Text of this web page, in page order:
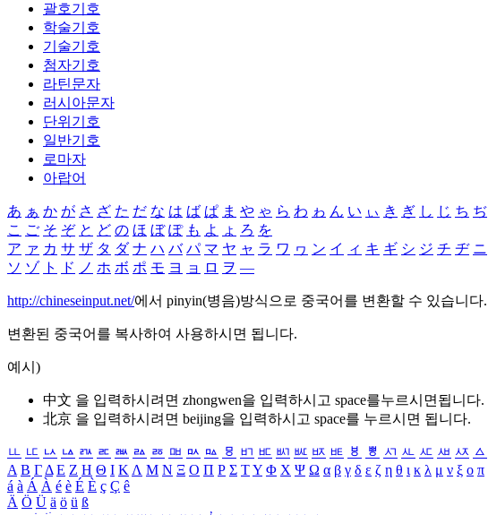
괄호기호
학술기호
기술기호
첨자기호
라틴문자
러시아문자
단위기호
일반기호
로마자
아랍어
あ ぁ か が さ ざ た だ な は ば ぱ ま や ゃ ら わ ゎ ん い ぃ き ぎ し じ ち ぢ
こ ご そ ぞ と ど の ほ ぼ ぽ も よ ょ ろ を
ア ァ カ サ ザ タ ダ ナ ハ バ パ マ ヤ ャ ラ ワ ヮ ン イ ィ キ ギ シ ジ チ ヂ ニ
ソ ゾ ト ド ノ ホ ボ ポ モ ヨ ョ ロ ヲ ―
http://chineseinput.net/에서 pinyin(병음)방식으로 중국어를 변환할 수 있습니다.
변환된 중국어를 복사하여 사용하시면 됩니다.
예시)
中文 을 입력하시려면 zhongwen을 입력하시고 space를누르시면됩니다.
北京 을 입력하시려면 beijing을 입력하시고 space를 누르시면 됩니다.
ㅥ ㅦ ㅧ ㅨ ㅩ ㅪ ㅫ ㅬ ㅭ ㅮ ㅯ ㅰ ㅱ ㅲ ㅳ ㅴ ㅵ ㅶ ㅷ ㅸ ㅹ ㅺ ㅻ ㅼ ㅽ ㅾ ㅿ
Α Β ΓΔ Ε Ζ Η Θ Ι ΚΛ Μ Ν Ξ Ο Π Ρ Σ ΤΥ Φ Χ Ψ Ω α β γ δ ε ζ η θ ι κ λ μ ν ξ ο π
á à Á À é è É È ç Ç ê
Ä Ö Ü ä ö ü ß